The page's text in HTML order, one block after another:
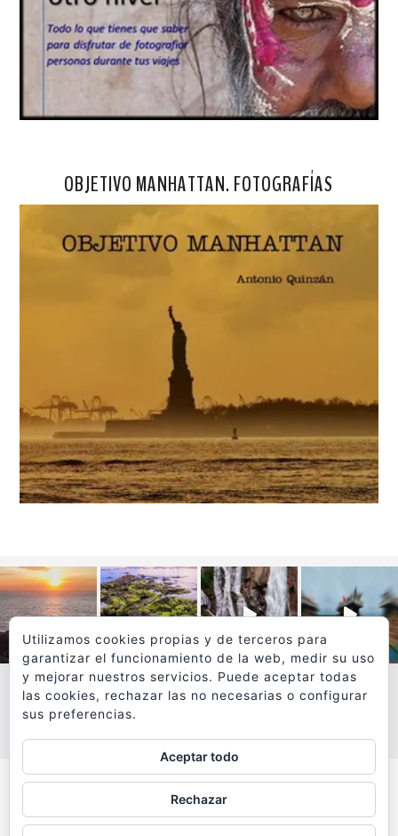
OBJETIVO MANHATTAN. FOTOGRAFÍAS
VER MÁS
Todos los textos y fotografías de
www.viajesyfotografia.comson propiedad de su autor
Utilizamos cookies propias y de terceros para
garantizar el funcionamiento de la web, medir su uso
y mejorar nuestros servicios. Puede aceptar todas
las cookies, rechazar las no necesarias o configurar
sus preferencias.
Aceptar todo
Rechazar